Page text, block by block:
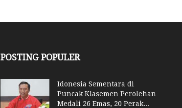
POSTING POPULER
Idonesia Sementara di
Puncak Klasemen Perolehan
Medali 26 Emas, 20 Perak...